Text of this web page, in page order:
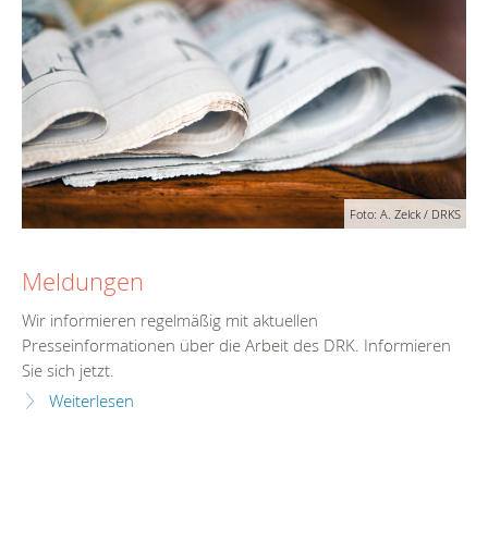
Foto: A. Zelck / DRKS
Meldungen
Wir informieren regelmäßig mit aktuellen
Presseinformationen über die Arbeit des DRK. Informieren
Sie sich jetzt.
Weiterlesen